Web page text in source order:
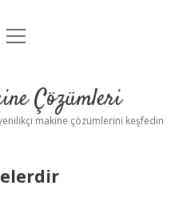
Uyarı
menüyü
Çözümleri
makine çözümlerini keşfedin